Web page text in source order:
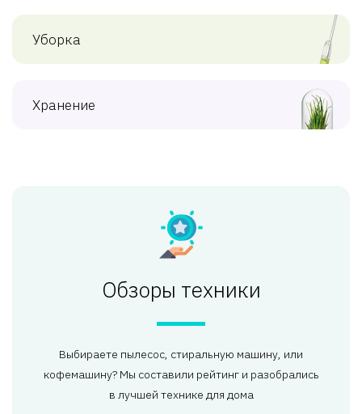
Уборка
Хранение
Обзоры техники
Выбираете пылесос, стиральную машину, или
кофемашину? Мы составили рейтинг и разобрались
в лучшей технике для дома